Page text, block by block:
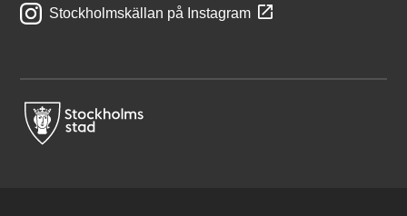
Stockholmskällan på Instagram